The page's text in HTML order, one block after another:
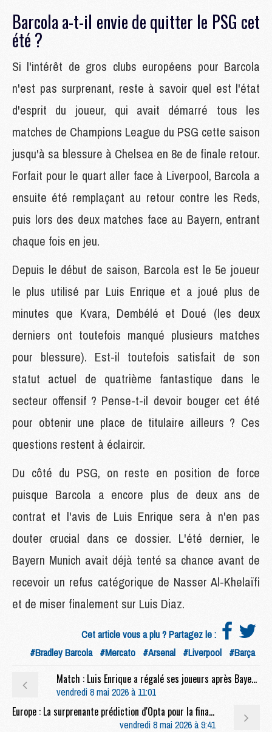
Barcola a-t-il envie de quitter le PSG cet
été ?
Si l'intérêt de gros clubs européens pour Barcola
n'est pas surprenant, reste à savoir quel est l'état
d'esprit du joueur, qui avait démarré tous les
matches de Champions League du PSG cette saison
jusqu'à sa blessure à Chelsea en 8e de finale retour.
Forfait pour le quart aller face à Liverpool, Barcola a
ensuite été remplaçant au retour contre les Reds,
puis lors des deux matches face au Bayern, entrant
chaque fois en jeu.
Depuis le début de saison, Barcola est le 5e joueur
le plus utilisé par Luis Enrique et a joué plus de
minutes que Kvara, Dembélé et Doué (les deux
derniers ont toutefois manqué plusieurs matches
pour blessure). Est-il toutefois satisfait de son
statut actuel de quatrième fantastique dans le
secteur offensif ? Pense-t-il devoir bouger cet été
pour obtenir une place de titulaire ailleurs ? Ces
questions restent à éclaircir.
Du côté du PSG, on reste en position de force
puisque Barcola a encore plus de deux ans de
contrat et l'avis de Luis Enrique sera à n'en pas
douter crucial dans ce dossier. L'été dernier, le
Bayern Munich avait déjà tenté sa chance avant de
recevoir un refus catégorique de Nasser Al-Khelaïfi
et de miser finalement sur Luis Diaz.
Cet article vous a plu ? Partagez le :
#Bradley Barcola #Mercato #Arsenal #Liverpool #Barça
Match : Luis Enrique a régalé ses joueurs après Bayern/PSG
vendredi 8 mai 2026 à 11:01
Europe : La surprenante prédiction d'Opta pour la finale PSG/Arsenal
vendredi 8 mai 2026 à 9:41